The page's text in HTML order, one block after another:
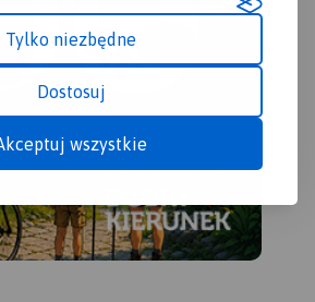
Tylko niezbędne
Dostosuj
wszystkie